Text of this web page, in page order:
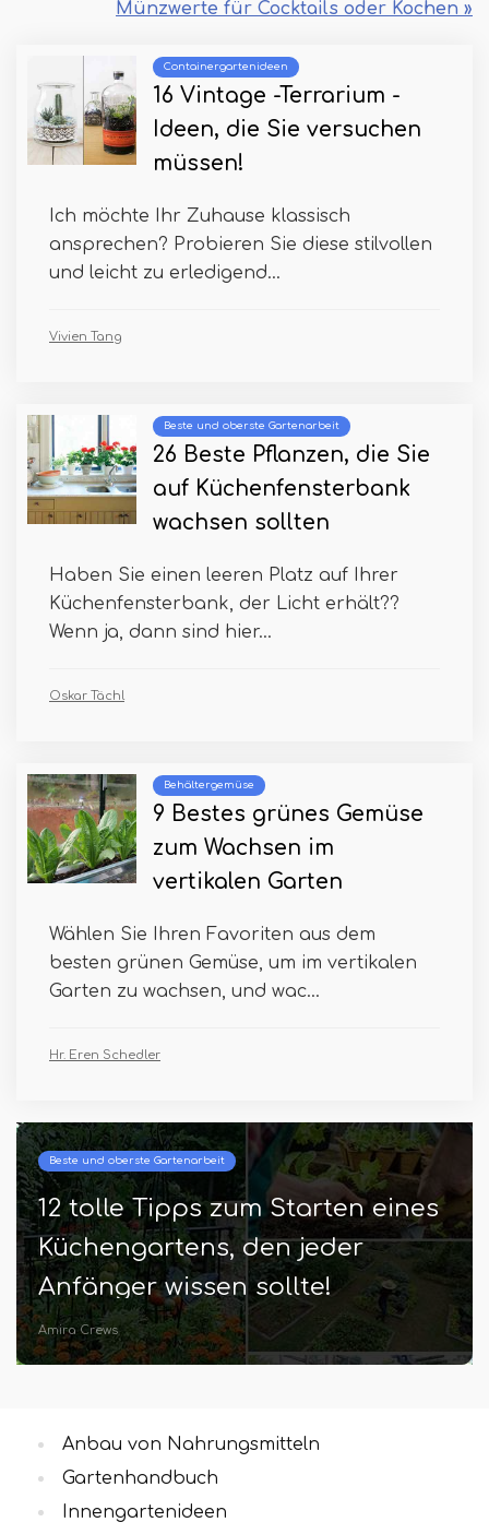
Münzwerte für Cocktails oder Kochen »
Containergartenideen
16 Vintage -Terrarium -
Ideen, die Sie versuchen
müssen!
Ich möchte Ihr Zuhause klassisch
ansprechen? Probieren Sie diese stilvollen
und leicht zu erledigend...
Vivien Tang
Beste und oberste Gartenarbeit
26 Beste Pflanzen, die Sie
auf Küchenfensterbank
wachsen sollten
Haben Sie einen leeren Platz auf Ihrer
Küchenfensterbank, der Licht erhält??
Wenn ja, dann sind hier...
Oskar Tächl
Behältergemüse
9 Bestes grünes Gemüse
zum Wachsen im
vertikalen Garten
Wählen Sie Ihren Favoriten aus dem
besten grünen Gemüse, um im vertikalen
Garten zu wachsen, und wac...
Hr. Eren Schedler
Beste und oberste Gartenarbeit
12 tolle Tipps zum Starten eines
Küchengartens, den jeder
Anfänger wissen sollte!
Amira Crews
Anbau von Nahrungsmitteln
Gartenhandbuch
Innengartenideen